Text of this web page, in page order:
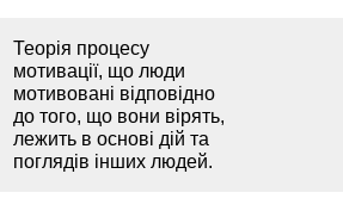
Теорія процесу
мотивації, що люди
мотивовані відповідно
до того, що вони вірять,
лежить в основі дій та
поглядів інших людей.